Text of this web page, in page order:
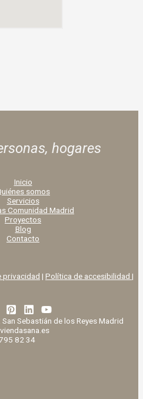
hogares
Inicio
somos
Servicios
Comunidad Madrid
Proyectos
Blog
Contacto
privacidad | Política de accesibilidad |
Sebastián de los Reyes Madrid
82 34